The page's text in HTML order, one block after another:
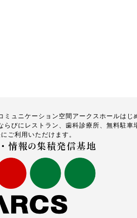
ミュニケーション空間アークスホールはじ
びにレストラン、歯科診療所、無料駐車
ご利用いただけます。